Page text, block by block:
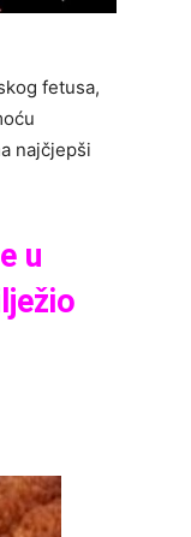
fetusa,
najčjepši
u